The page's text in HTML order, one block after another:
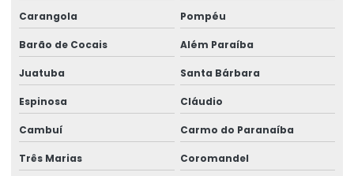
Laudo ergonômico
Laudo de insalubridade e periculosidade e ltcat
Laudo de perícia de insalubridade
Laudo de risco ergonômico
Carangola Pompéu
Barão de Cocais Além Paraíba
Juatuba Santa Bárbara
Espinosa Cláudio
Cambuí Carmo do Paranaíba
Três Marias Coromandel